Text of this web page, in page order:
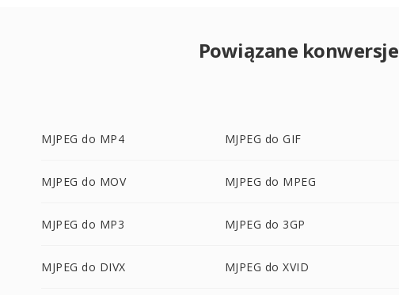
Powiązane konwersje
MJPEG do MP4 MJPEG do GIF
MJPEG do MOV MJPEG do MPEG
MJPEG do MP3 MJPEG do 3GP
MJPEG do DIVX MJPEG do XVID